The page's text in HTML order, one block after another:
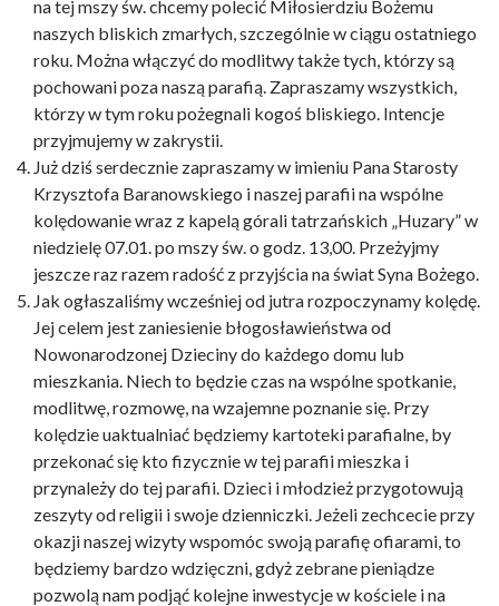
na tej mszy św. chcemy polecić Miłosierdziu Bożemu
naszych bliskich zmarłych, szczególnie w ciągu ostatniego
roku. Można włączyć do modlitwy także tych, którzy są
pochowani poza naszą parafią. Zapraszamy wszystkich,
którzy w tym roku pożegnali kogoś bliskiego. Intencje
przyjmujemy w zakrystii.
Już dziś serdecznie zapraszamy w imieniu Pana Starosty
Krzysztofa Baranowskiego i naszej parafii na wspólne
kolędowanie wraz z kapelą górali tatrzańskich „Huzary” w
niedzielę 07.01. po mszy św. o godz. 13,00. Przeżyjmy
jeszcze raz razem radość z przyjścia na świat Syna Bożego.
Jak ogłaszaliśmy wcześniej od jutra rozpoczynamy kolędę.
Jej celem jest zaniesienie błogosławieństwa od
Nowonarodzonej Dzieciny do każdego domu lub
mieszkania. Niech to będzie czas na wspólne spotkanie,
modlitwę, rozmowę, na wzajemne poznanie się. Przy
kolędzie uaktualniać będziemy kartoteki parafialne, by
przekonać się kto fizycznie w tej parafii mieszka i
przynależy do tej parafii. Dzieci i młodzież przygotowują
zeszyty od religii i swoje dzienniczki. Jeżeli zechcecie przy
okazji naszej wizyty wspomóc swoją parafię ofiarami, to
będziemy bardzo wdzięczni, gdyż zebrane pieniądze
pozwolą nam podjąć kolejne inwestycje w kościele i na